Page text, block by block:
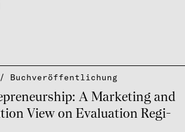
A Marke­ting and
View on Evalua­tion Regi­
Buch­ver­öf­fent­li­chung